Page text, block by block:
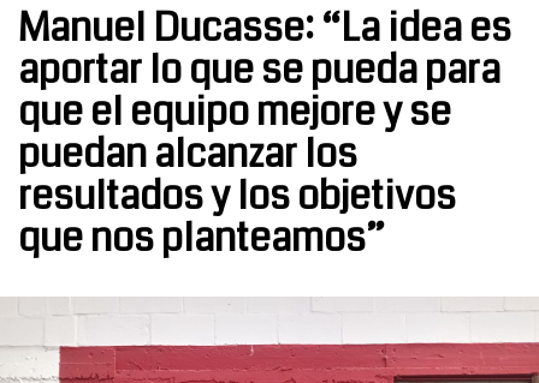
Manuel Ducasse: “La idea es
aportar lo que se pueda para
que el equipo mejore y se
puedan alcanzar los
resultados y los objetivos
que nos planteamos”